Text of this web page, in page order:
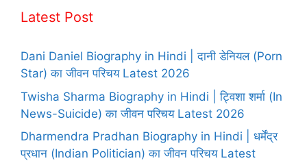
Latest Post
Dani Daniel Biography in Hindi | दानी डेनियल (Porn
Star) का जीवन परिचय Latest 2026
Twisha Sharma Biography in Hindi | ट्विशा शर्मा (In
News-Suicide) का जीवन परिचय Latest 2026
Dharmendra Pradhan Biography in Hindi | धर्मेंद्र
प्रधान (Indian Politician) का जीवन परिचय Latest